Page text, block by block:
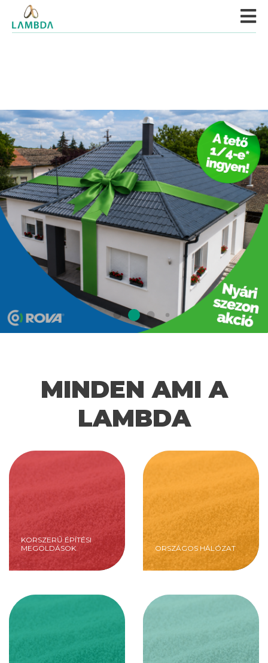
MINDEN AMI A
LAMBDA
KORSZERŰ ÉPÍTÉSI
MEGOLDÁSOK
ORSZÁGOS HÁLÓZAT